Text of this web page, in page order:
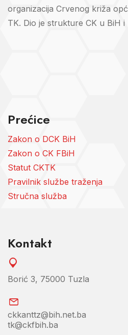
organizacija Crvenog križa
TK. Dio je strukture CK u BiH
Prećice
Zakon o DCK BiH
Zakon o CK FBiH
Statut CKTK
Pravilnik službe traženja
Stručna služba
Kontakt
Borić 3, 75000 Tuzla
ckkanttz@bih.net.ba
tk@ckfbih.ba